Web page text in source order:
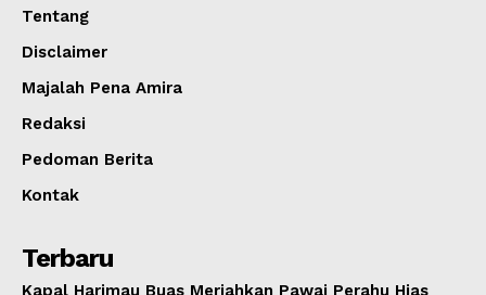
Tentang
Disclaimer
Majalah Pena Amira
Redaksi
Pedoman Berita
Kontak
Terbaru
Kapal Harimau Buas Meriahkan Pawai Perahu Hias